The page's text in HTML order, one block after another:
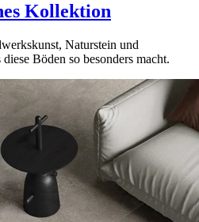
Kollektion
Naturstein und
Böden so besonders macht.